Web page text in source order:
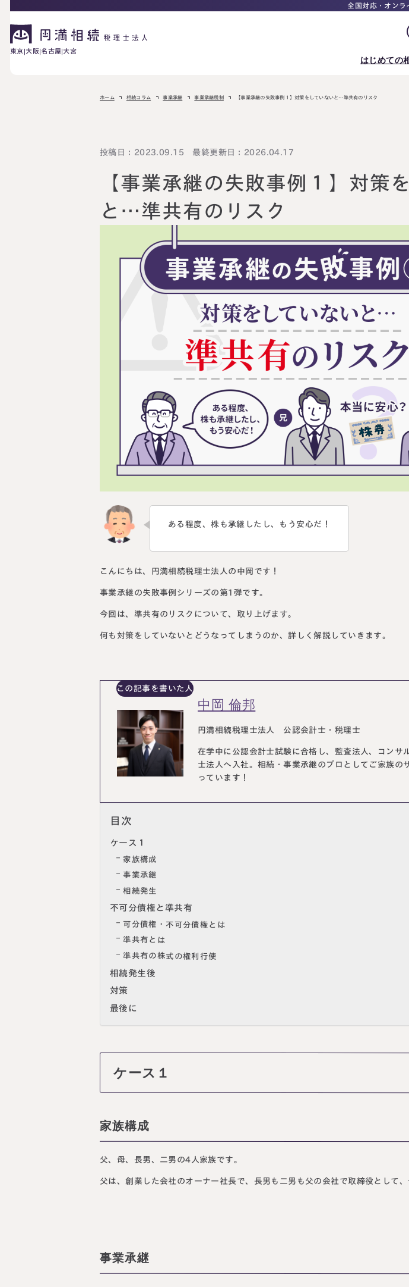
全国対応・オンラ
東京 大阪 名古屋 大宮
はじめての
相続に備えたい方へ
生前対策相談について 相
名古屋事務所
Access
相続が発生した方へ
相続税申告に
ご相談の流れ 料金表
相続に備えたい方へ
生前対策相談に 相続税試算につ
いて 料金表
相続ロードマップ
お急ぎの方は電話
0120-80-
9:00～18:00 (土日
ホーム 相続コラム 事業承継 事業承継税制 【事業承継の失敗事例１】対策をしていないと…準共有のリスク
投稿日：2023.09.15 最終更新日：2026.04.17
【事業承継の失敗事例１】対策
と…準共有のリスク
ある程度、株も承継したし、もう安心だ！
こんにちは、円満相続税理士法人の中岡です！
事業承継の失敗事例シリーズの第1弾です。
今回は、準共有のリスクについて、取り上げます。
何も対策をしていないとどうなってしまうのか、詳しく解説していきます。
この記事を書いた人
中岡 倫邦
円満相続税理士法人 公認会計士・税理士
在学中に公認会計士試験に合格し、監査法人、コンサ
士法人へ入社。相続・事業承継のプロとしてご家族の
っています！
目次
ケース１
家族構成
事業承継
相続発生
不可分債権と準共有
可分債権・不可分債権とは
準共有とは
準共有の株式の権利行使
相続発生後
対策
最後に
ケース１
家族構成
父、母、長男、二男の4人家族です。
父は、創業した会社のオーナー社長で、長男も二男も父の会社で取締役として、
事業承継